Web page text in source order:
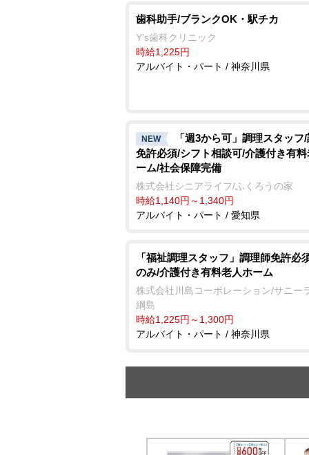
歯科助手/ブランクOK・駅チカ
Y’s歯科クリニック
時給1,225円
アルバイト・パート / 神奈川県
NEW
「週3から可」調理スタッフ
免許必須/シフト相談可/介護付き有
ーム/社会保障完備
株式会社シニアライフ/ふくろうの家
時給1,140円～1,340円
アルバイト・パート / 愛知県
「福祉調理スタッフ」調理師免許必
のみ/介護付き有料老人ホーム
株式会社川島コーポレーション/サニー
綱島
時給1,225円～1,300円
アルバイト・パート / 神奈川県